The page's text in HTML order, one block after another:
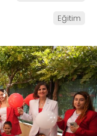
WhatsApp
İhbar Hattı
Eğitim